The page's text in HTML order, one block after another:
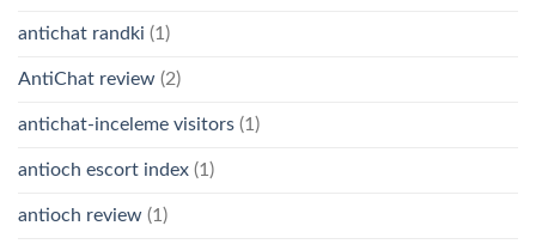
antichat randki (1)
AntiChat review (2)
antichat-inceleme visitors (1)
antioch escort index (1)
antioch review (1)